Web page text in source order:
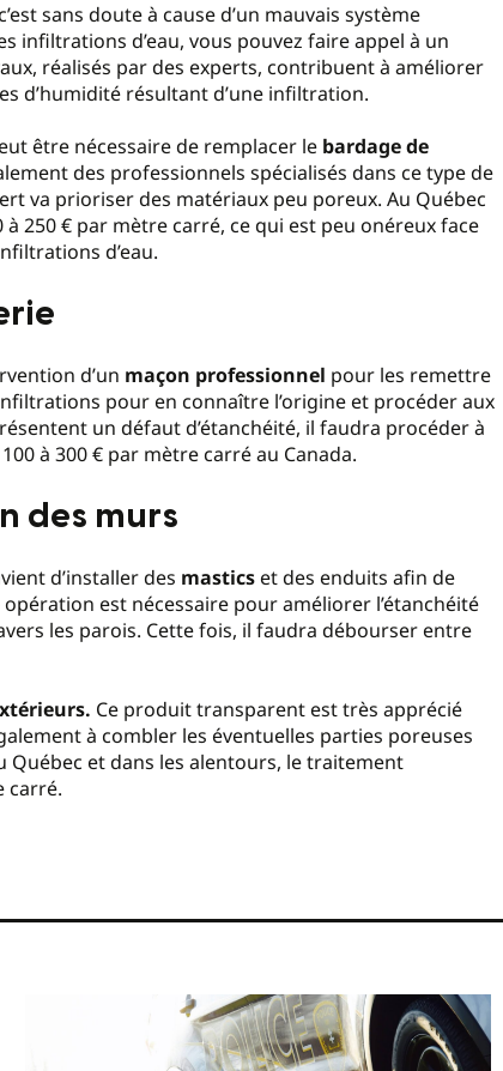
sans doute à cause d’un mauvais système
infiltrations d’eau, vous pouvez faire appel à un
réalisés par des experts, contribuent à améliorer
d’humidité résultant d’une infiltration.
être nécessaire de remplacer le bardage de
des professionnels spécialisés dans ce type de
va prioriser des matériaux peu poreux. Au Québec
250 € par mètre carré, ce qui est peu onéreux face
d’eau.
d’un maçon professionnel pour les remettre
pour en connaître l’origine et procéder aux
un défaut d’étanchéité, il faudra procéder à
à 300 € par mètre carré au Canada.
des murs
d’installer des mastics et des enduits afin de
est nécessaire pour améliorer l’étanchéité
les parois. Cette fois, il faudra débourser entre
Ce produit transparent est très apprécié
à combler les éventuelles parties poreuses
Québec et dans les alentours, le traitement
carré.